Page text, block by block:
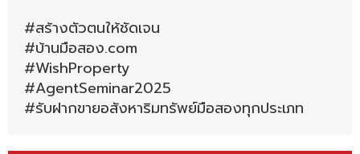
#สร้างตัวตนให้ชัดเจน
#บ้านมือสอง.com
#WishProperty
#AgentSeminar2025
#รับฝากขายอสังหาริมทรัพย์มือสองทุกประเภท